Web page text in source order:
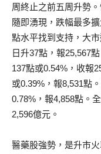
周終止之前五周升勢
隨即湧現，跌幅最多
點水平找到支持，大
日升37點，報25,567
137點或0.54%，收報
或0.39%，報8,531點
0.78%，報4,858點。
2,596億元。
醫藥股強勢，是升市